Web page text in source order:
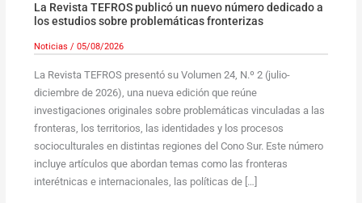
La Revista TEFROS publicó un nuevo número dedicado a
los estudios sobre problemáticas fronterizas
Noticias / 05/08/2026
La Revista TEFROS presentó su Volumen 24, N.º 2 (julio-
diciembre de 2026), una nueva edición que reúne
investigaciones originales sobre problemáticas vinculadas a las
fronteras, los territorios, las identidades y los procesos
socioculturales en distintas regiones del Cono Sur. Este número
incluye artículos que abordan temas como las fronteras
interétnicas e internacionales, las políticas de […]